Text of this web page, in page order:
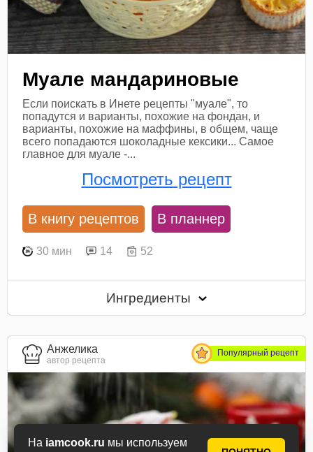
На iamcook.ru мы используем
Муале мандариновые
Если поискать в Инете рецепты "муале", то
попадутся и варианты, похожие на фондан, и
варианты, похожие на маффины, в общем, чаще
всего попадаются шоколадные кексики... Самое
главное для муале -...
Посмотреть рецепт
В книгу рецептов В планнер
30 мин 14 52
Ингредиенты
Анжелика
автор рецепта
Популярный рецепт